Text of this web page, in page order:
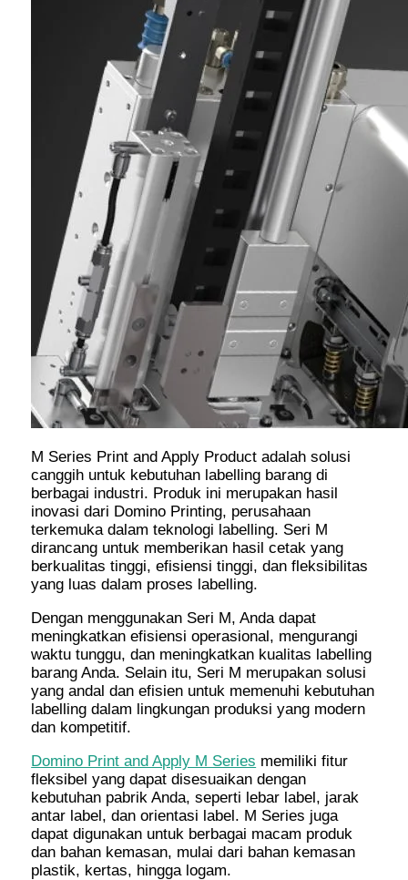
M Series Print and Apply Product adalah solusi
canggih untuk kebutuhan labelling barang di
berbagai industri. Produk ini merupakan hasil
inovasi dari Domino Printing, perusahaan
terkemuka dalam teknologi labelling. Seri M
dirancang untuk memberikan hasil cetak yang
berkualitas tinggi, efisiensi tinggi, dan fleksibilitas
yang luas dalam proses labelling.
Dengan menggunakan Seri M, Anda dapat
meningkatkan efisiensi operasional, mengurangi
waktu tunggu, dan meningkatkan kualitas labelling
barang Anda. Selain itu, Seri M merupakan solusi
yang andal dan efisien untuk memenuhi kebutuhan
labelling dalam lingkungan produksi yang modern
dan kompetitif.
Domino Print and Apply M Series memiliki fitur
fleksibel yang dapat disesuaikan dengan
kebutuhan pabrik Anda, seperti lebar label, jarak
antar label, dan orientasi label. M Series juga
dapat digunakan untuk berbagai macam produk
dan bahan kemasan, mulai dari bahan kemasan
plastik, kertas, hingga logam.